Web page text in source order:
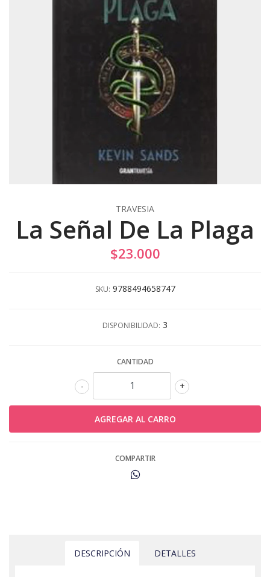
TRAVESIA
La Señal De La Plaga
$23.000
SKU: 9788494658747
DISPONIBILIDAD: 3
CANTIDAD
+
-
COMPARTIR
DESCRIPCIÓN DETALLES